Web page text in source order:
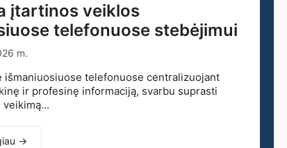
įtartinos veiklos
telefonuose stebėjimui
m.
išmaniuosiuose telefonuose centralizuojant
ir profesinę informaciją, svarbu suprasti
→